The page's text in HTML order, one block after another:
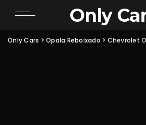
Only
Only Cars >Opala Rebaixado > Chevrolet Opala